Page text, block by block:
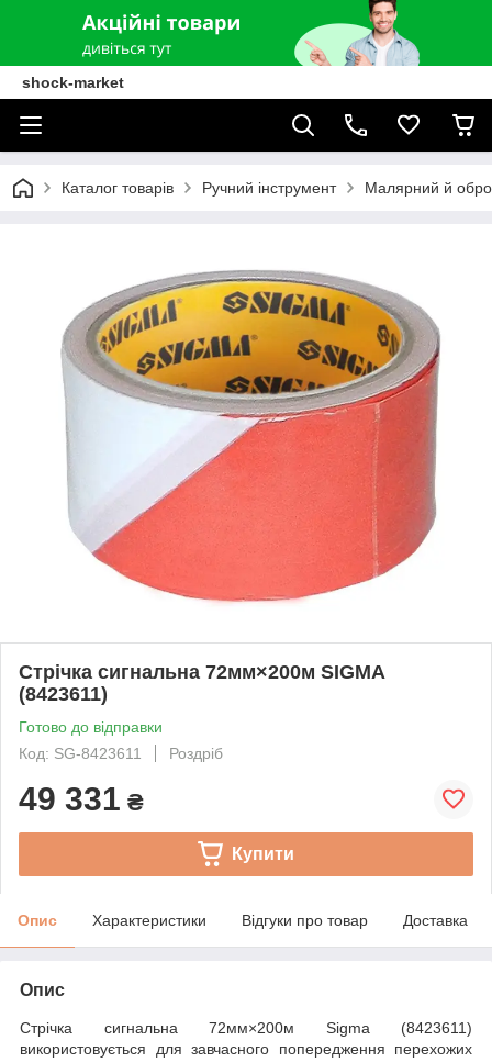
shock-market
Каталог товарів Ручний інструмент Малярний й
Стрічка сигнальна 72мм×200м SIGMA
(8423611)
Готово до відправки
Код: SG-8423611
Роздріб
49 331 ₴
Купити
Опис Характеристики Відгуки про товар Доставка
Опис
Стрічка сигнальна 72мм×200м Sigma (8423611)
використовується для завчасного попередження перехожих